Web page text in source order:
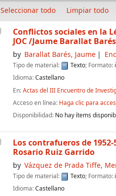
Seleccionar todo Limpiar todo
Conflictos sociales en la
JOC/Jaume Barallat Barés
by Barallat Barés, Jaume
Tipo de material: Texto; Formato:
Idioma:Castellano
En:Actas del III Encuentro de
Acceso en línea: Haga clic para
Disponibilidad: No hay ítems
Los contrafueros de
Rosario Ruiz Garrido
by Vázquez de Prada Tiffe,
Tipo de material: Texto; Formato:
Idioma:Castellano